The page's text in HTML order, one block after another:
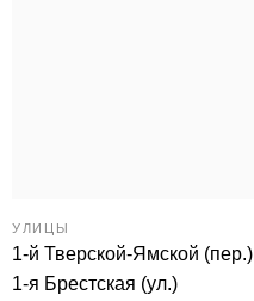
УЛИЦЫ
1-й Тверской-Ямской (пер.)
1-я Брестская (ул.)